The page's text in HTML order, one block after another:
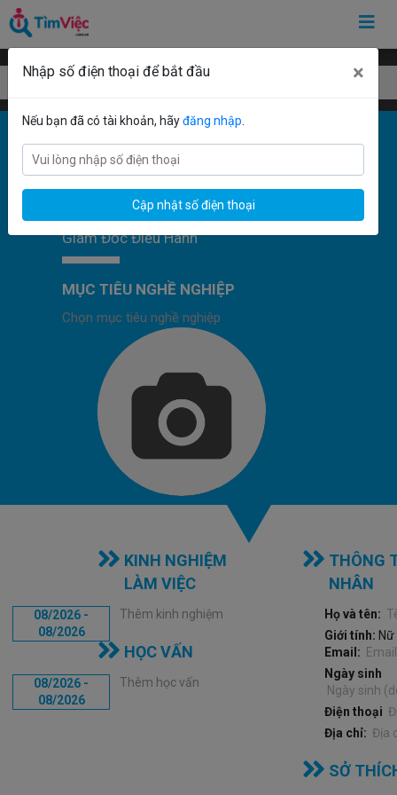
Mẫu CV hợp mệnh
Giám Đốc Điều Hành
MỤC TIÊU NGHỀ NGHIỆP
KINH NGHIỆM
LÀM VIỆC
08/2026 -
08/2026
Thêm kinh nghiệm
HỌC VẤN
08/2026 -
08/2026
Thêm học vấn
THÔNG
NHÂN
Họ và tên:
Giới tính: Nữ
Email:
Ngày sinh
Điện thoại
Địa chỉ:
SỞ
Nhập số điện thoại để bắt đầu ×
Nếu bạn đã có tài khoản, hãyđăng nhập
Cập nhật số điện thoại